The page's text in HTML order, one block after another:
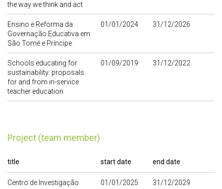
the way we think and act
Ensino e Reforma da
Governação Educativa em
São Tomé e Príncipe
01/01/2024 31/12/2026
Schools educating for
sustainability: proposals
for and from in-service
teacher education
01/09/2019 31/12/2022
Project (team member)
title start date end date
Centro de Investigação
01/01/2025 31/12/2029